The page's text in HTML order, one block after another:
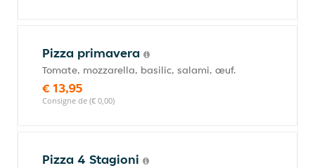
Pizza primavera
Tomate, mozzarella, basilic, salami, œuf.
€ 13,95
Consigne de (€ 0,00)
Pizza 4 Stagioni